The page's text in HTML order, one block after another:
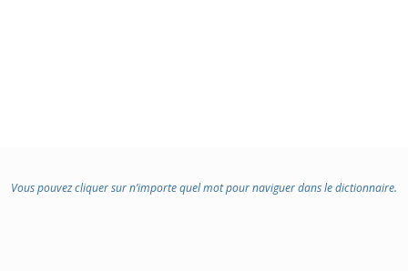
Vous pouvez cliquer sur n’importe quel mot pour naviguer dans le dictionnaire.